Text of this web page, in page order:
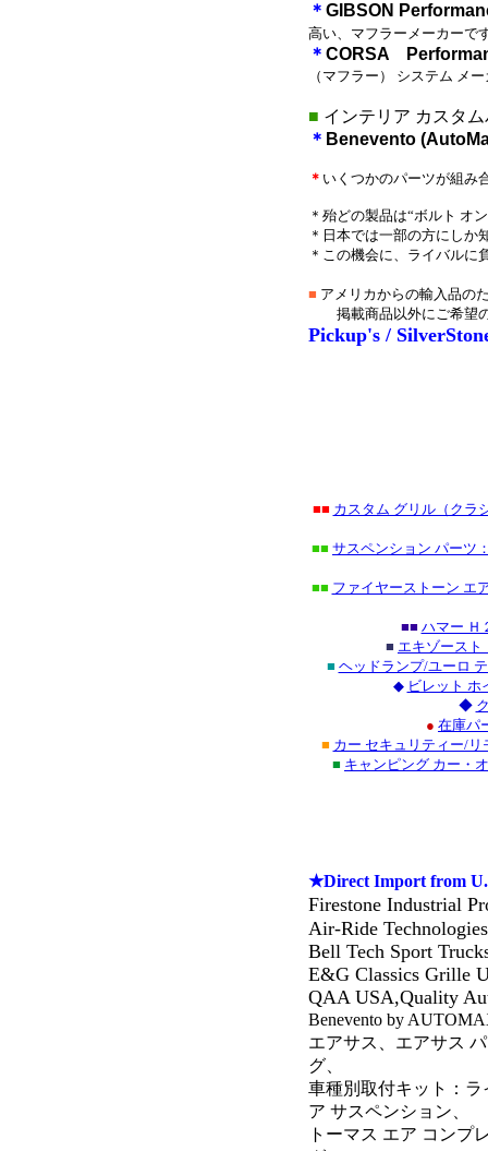
＊ GIBSON
高い、マフラーメーカーで
＊ CORSA
（マフラー） システム メ
■ インテリア カスタ
＊ Benevento
＊ いくつかのパーツが組み
＊殆どの製品は“ボルト オ
＊日本では一部の方にしか
＊この機会に、ライバルに
■ アメリカからの輸入品の
掲載商品以外にご希望
Pickup's /
■■ カスタム グリル（クラ
■■ サスペンション パーツ
■■ ファイヤーストーン エ
■■ ハマー Ｈ
■ エキゾース
■ ヘッドランプ/ユーロ
◆ ビレット ホ
◆
● 在庫パ
■ カー セキュリティー/
■ キャンピング カー・
★Direct Import from
Firestone Industrial
Air-Ride
Bell Tech Sport
E&G Classics Grille
QAA USA,Quality
Benevento by
エアサス、エアサス
グ、
車種別取付キット：
ア サスペンション、
トーマス エア コンプ